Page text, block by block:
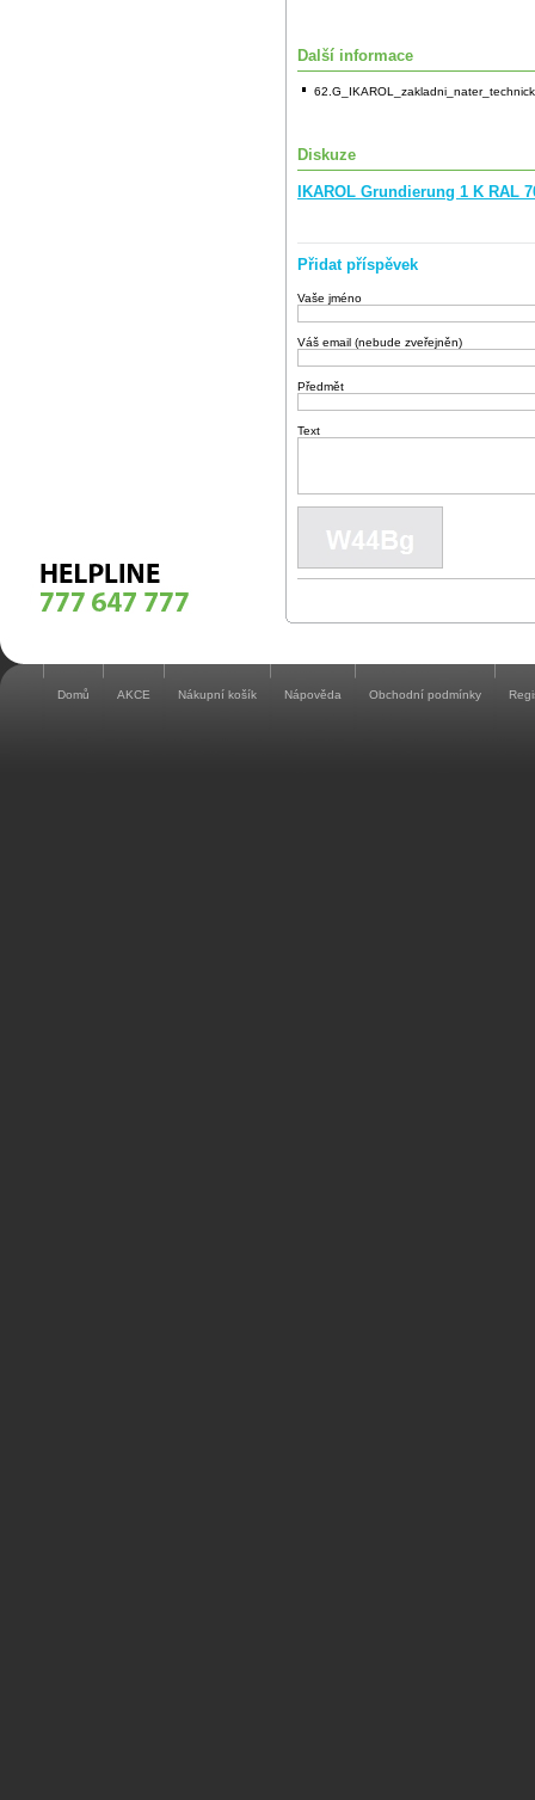
Další informace
Diskuze
IKAROL Grundierung 1 K RAL
Přidat příspěvek
Vaše jméno
Váš email (nebude zveřejněn)
Předmět
Text
Domů AKCE Nákupní košík Nápověda Obchodní podmínky